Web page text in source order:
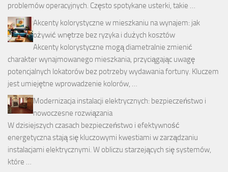
problemów operacyjnych. Często spotykane usterki, takie …
Akcenty kolorystyczne w mieszkaniu na wynajem: jak
ożywić wnętrze bez ryzyka i dużych kosztów
Akcenty kolorystyczne mogą diametralnie zmienić
charakter wynajmowanego mieszkania, przyciągając uwagę
potencjalnych lokatorów bez potrzeby wydawania fortuny. Kluczem
jest umiejętne wprowadzenie kolorów, …
Modernizacja instalacji elektrycznych: bezpieczeństwo i
nowoczesne rozwiązania
W dzisiejszych czasach bezpieczeństwo i efektywność
energetyczna stają się kluczowymi kwestiami w zarządzaniu
instalacjami elektrycznymi. W obliczu starzejących się systemów,
które …